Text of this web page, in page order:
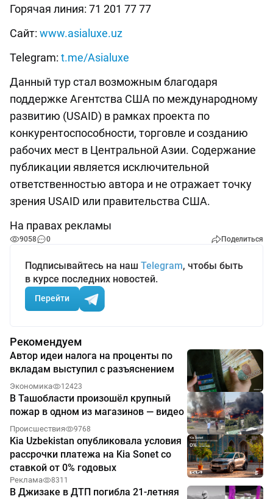
Горячая линия: 71 201 77 77
Сайт: www.asialuxe.uz
Telegram: t.me/Asialuxe
Данный тур стал возможным благодаря
поддержке Агентства США по международному
развитию (USAID) в рамках проекта по
конкурентоспособности, торговле и созданию
рабочих мест в Центральной Азии. Содержание
публикации является исключительной
ответственностью автора и не отражает точку
зрения USAID или правительства США.
На правах рекламы
9058 0 Поделиться
Подписывайтесь на наш Telegram, чтобы быть
в курсе последних новостей.
Перейти
Рекомендуем
Автор идеи налога на проценты по
вкладам выступил с разъяснением
Экономика 12423
В Ташобласти произошёл крупный
пожар в одном из магазинов — видео
Происшествия 9768
Kia Uzbekistan опубликовала условия
рассрочки платежа на Kia Sonet со
ставкой от 0% годовых
Реклама 8311
В Джизаке в ДТП погибла 21-летняя